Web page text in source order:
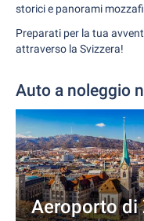
storici e panorami
Preparati per la tua
attraverso la Svizzera!
Auto a noleggio
Aeroporto di